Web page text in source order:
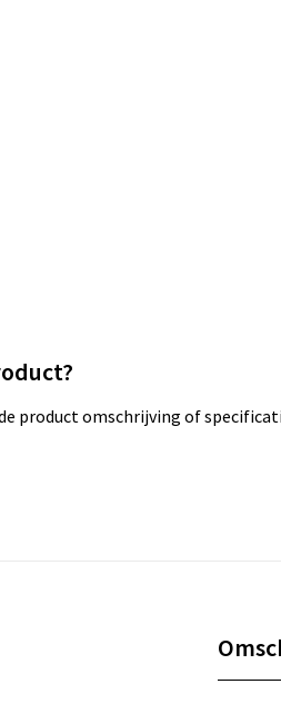
product omschrijving of